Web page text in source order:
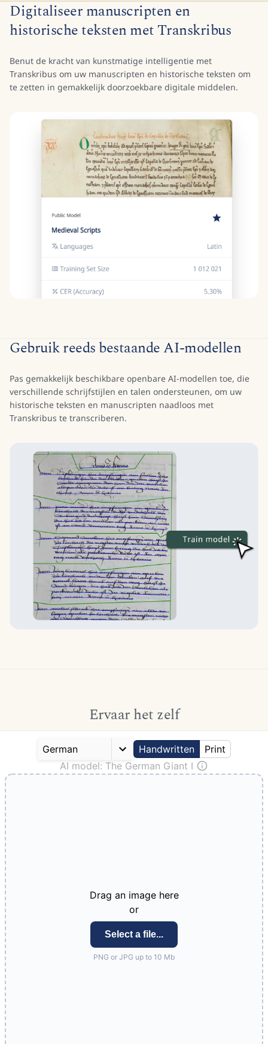
Digitaliseer manuscripten en
historische teksten met Transkribus
Benut de kracht van kunstmatige intelligentie met
Transkribus om uw manuscripten en historische teksten om
te zetten in gemakkelijk doorzoekbare digitale middelen.
Gebruik reeds bestaande AI-modellen
Pas gemakkelijk beschikbare openbare AI-modellen toe, die
verschillende schrijfstijlen en talen ondersteunen, om uw
historische teksten en manuscripten naadloos met
Transkribus te transcriberen.
Ervaar het zelf